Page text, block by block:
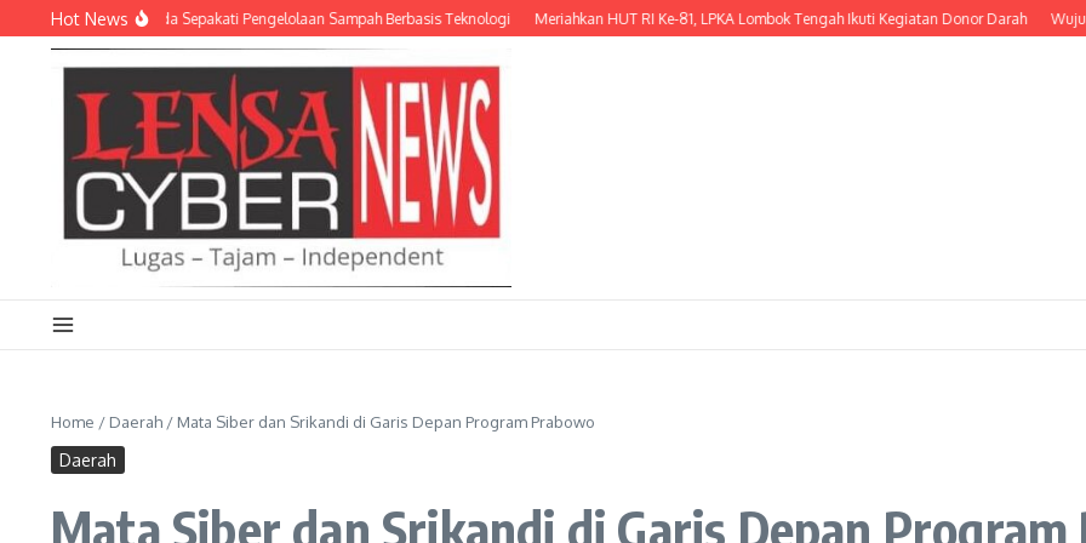
Lewati ke konten
Hot News
Empat Pemda Sepakati Pengelolaan Sampah Berbasis Teknologi Meriahkan HUT RI Ke-81, LPKA Lombok Tengah Ikuti Kegiatan Donor Darah Wujud
Home / Daerah / Mata Siber dan Srikandi di Garis Depan Program Prabowo
Daerah
Mata Siber dan Srikandi di Garis Depan